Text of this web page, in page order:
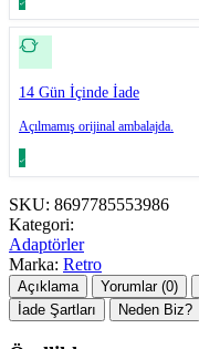
14 Gün İçinde İade
Açılmamış orijinal ambalajda.
SKU: 8697785553986
Kategori:
Adaptörler
Marka: Retro
Açıklama Yorumlar (0)
İade Şartları
Neden Biz?